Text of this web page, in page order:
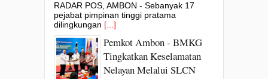
RADAR POS, AMBON - Sebanyak 17
pejabat pimpinan tinggi pratama
dilingkungan [...]
Pemkot Ambon - BMKG
Tingkatkan Keselamatan
Nelayan Melalui SLCN